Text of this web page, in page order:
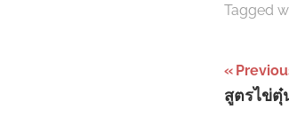
Tagged
Post
สูตรไข่ตุ๋